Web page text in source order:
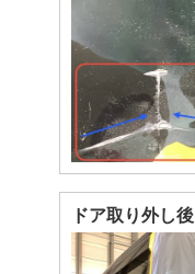
ドア取り外し後